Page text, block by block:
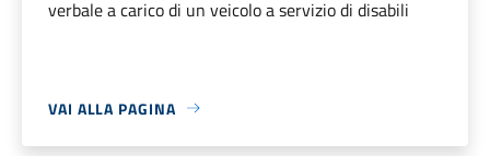
verbale a carico di un veicolo a servizio di disabili
VAI ALLA PAGINA